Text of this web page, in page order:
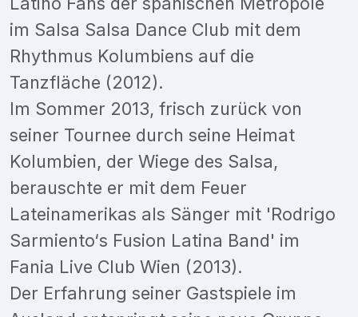
im Salsa Salsa Dance Club mit dem
Rhythmus Kolumbiens auf die
Tanzfläche (2012).
Im Sommer 2013, frisch zurück von
seiner Tournee durch seine Heimat
Kolumbien, der Wiege des Salsa,
berauschte er mit dem Feuer
Lateinamerikas als Sänger mit 'Rodrigo
Sarmiento‘s Fusion Latina Band' im
Fania Live Club Wien (2013).
Der Erfahrung seiner Gastspiele im